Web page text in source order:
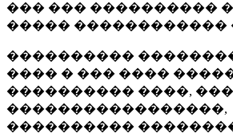
��� ��� ����������
����� ������������
����������
���� � ��� ����
���������� ����,
�����������������,
����������